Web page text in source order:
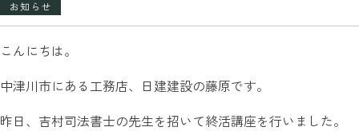
お知らせ
こんにちは。
中津川市にある工務店、日建建設の藤原です。
昨日、吉村司法書士の先生を招いて終活講座を行いました。